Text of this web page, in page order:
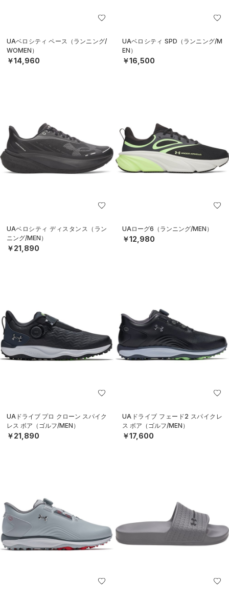
UAベロシティ ペース（ランニング/
WOMEN）
￥14,960
UAベロシティ SPD（ランニング/M
EN）
￥16,500
UAベロシティ ディスタンス（ラン
ニング/MEN）
￥21,890
UAローグ6（ランニング/MEN）
￥12,980
UAドライブ プロ クローン スパイク
レス ボア（ゴルフ/MEN）
￥21,890
UAドライブ フェード2 スパイクレ
ス ボア（ゴルフ/MEN）
￥17,600